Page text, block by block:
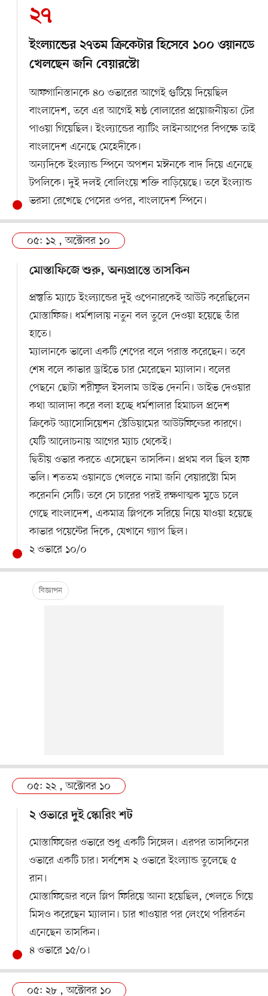
২৭
ইংল্যান্ডের ২৭তম ক্রিকেটার হিসেবে ১০০ ওয়ানডে
খেলছেন জনি বেয়ারস্টো
আফগানিস্তানকে ৪০ ওভারের আগেই গুটিয়ে দিয়েছিল
বাংলাদেশ, তবে এর আগেই ষষ্ঠ বোলারের প্রয়োজনীয়তা টের
পাওয়া গিয়েছিল। ইংল্যান্ডের ব্যাটিং লাইনআপের বিপক্ষে তাই
বাংলাদেশ এনেছে মেহেদীকে।
অন্যদিকে ইংল্যান্ড স্পিনে অপশন মঈনকে বাদ দিয়ে এনেছে
টপলিকে। দুই দলই বোলিংয়ে শক্তি বাড়িয়েছে। তবে ইংল্যান্ড
ভরসা রেখেছে পেসের ওপর, বাংলাদেশ স্পিনে।
০৫: ১২ , অক্টোবর ১০
মোস্তাফিজে শুরু, অন্যপ্রান্তে তাসকিন
প্রস্তুতি ম্যাচে ইংল্যান্ডের দুই ওপেনারকেই আউট করেছিলেন
মোস্তাফিজ। ধর্মশালায় নতুন বল তুলে দেওয়া হয়েছে তাঁর
হাতে।
ম্যালানকে ভালো একটি শেপের বলে পরাস্ত করেছেন। তবে
শেষ বলে কাভার ড্রাইভে চার মেরেছেন ম্যালান। বলের
পেছনে ছোটা শরীফুল ইসলাম ডাইভ দেননি। ডাইভ দেওয়ার
কথা আলাদা করে বলা হচ্ছে ধর্মশালার হিমাচল প্রদেশ
ক্রিকেট অ্যাসোসিয়েশন স্টেডিয়ামের আউটফিল্ডের কারণে।
যেটি আলোচনায় আগের ম্যাচ থেকেই।
দ্বিতীয় ওভার করতে এসেছেন তাসকিন। প্রথম বল ছিল হাফ
ভলি। শততম ওয়ানডে খেলতে নামা জনি বেয়ারস্টো মিস
করেননি সেটি। তবে সে চারের পরই রক্ষণাত্মক মুডে চলে
গেছে বাংলাদেশ, একমাত্র স্লিপকে সরিয়ে নিয়ে যাওয়া হয়েছে
কাভার পয়েন্টের দিকে, যেখানে গ্যাপ ছিল।
২ ওভারে ১০/০
০৫: ২২ , অক্টোবর ১০
২ ওভারে দুই স্কোরিং শট
মোস্তাফিজের ওভারে শুধু একটি সিঙ্গেল। এরপর তাসকিনের
ওভারে একটি চার। সর্বশেষ ২ ওভারে ইংল্যান্ড তুলেছে ৫
রান।
মোস্তাফিজের বলে স্লিপ ফিরিয়ে আনা হয়েছিল, খেলতে গিয়ে
মিসও করেছেন ম্যালান। চার খাওয়ার পর লেংথে পরিবর্তন
এনেছেন তাসকিন।
৪ ওভারে ১৫/০।
০৫: ২৮ , অক্টোবর ১০